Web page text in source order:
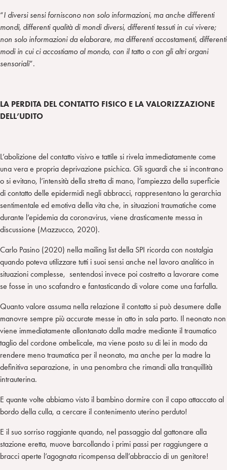
“I diversi sensi forniscono non solo informazioni, ma anche differenti
mondi, differenti qualità di mondi diversi, differenti tessuti in cui vivere;
non solo informazioni da elaborare, ma differenti accostamenti, differenti
modi in cui ci accostiamo al mondo, con il tatto o con gli altri organi
sensoriali”.
LA PERDITA DEL CONTATTO FISICO E LA VALORIZZAZIONE
DELL’UDITO
L’abolizione del contatto visivo e tattile si rivela immediatamente come
una vera e propria deprivazione psichica. Gli sguardi che si incontrano
o si evitano, l’intensità della stretta di mano, l’ampiezza della superficie
di contatto delle epidermidi negli abbracci, rappresentano la gerarchia
sentimentale ed emotiva della vita che, in situazioni traumatiche come
durante l’epidemia da coronavirus, viene drasticamente messa in
discussione (Mazzucco, 2020).
Carlo Pasino (2020) nella mailing list della SPI ricorda con nostalgia
quando poteva utilizzare tutti i suoi sensi anche nel lavoro analitico in
situazioni complesse, sentendosi invece poi costretto a lavorare come
se fosse in uno scafandro e fantasticando di volare come una farfalla.
Quanto valore assuma nella relazione il contatto si può desumere dalle
manovre sempre più accurate messe in atto in sala parto. Il neonato non
viene immediatamente allontanato dalla madre mediante il traumatico
taglio del cordone ombelicale, ma viene posto su di lei in modo da
rendere meno traumatica per il neonato, ma anche per la madre la
definitiva separazione, in una penombra che rimandi alla tranquillità
intrauterina.
E quante volte abbiamo visto il bambino dormire con il capo attaccato al
bordo della culla, a cercare il contenimento uterino perduto!
E il suo sorriso raggiante quando, nel passaggio dal gattonare alla
stazione eretta, muove barcollando i primi passi per raggiungere a
bracci aperte l’agognata ricompensa dell’abbraccio di un genitore!